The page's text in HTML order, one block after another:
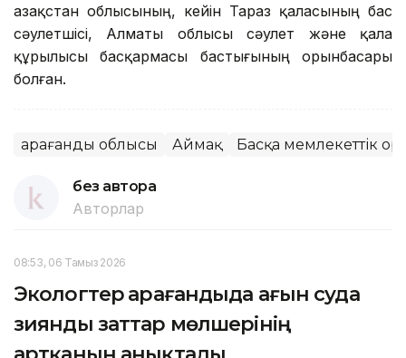
Қазақстан облысының, кейін Тараз қаласының бас
сәулетшісі, Алматы облысы сәулет және қала
құрылысы басқармасы бастығының орынбасары
болған.
Қарағанды облысы Аймақ Басқа мемлекеттік
без автора
Авторлар
08:53, 06 Тамыз 2026
Экологтер Қарағандыда ағын суда
зиянды заттар мөлшерінің